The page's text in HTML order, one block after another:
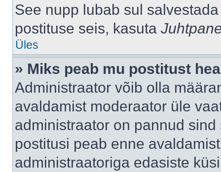
See nupp lubab sul
postituse seis, kasuta
Üles
» Miks peab mu postitust
Administraator võib olla
avaldamist moderaator üle
administraator on pannud
postitusi peab enne
administraatoriga edasiste